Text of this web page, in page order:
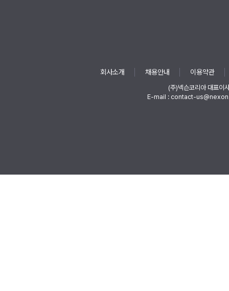
회사소개 채용안내 이용약관
(주)넥슨코리아 대표이
E-mail : contact-